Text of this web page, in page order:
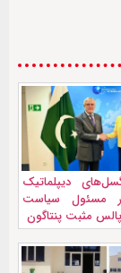
دیپلماتیک
مسئول سیاست
مثبت پنتاگون